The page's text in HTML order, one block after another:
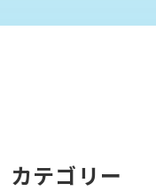
カテゴリー